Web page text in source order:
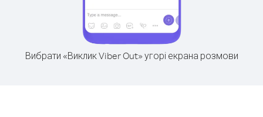
Вибрати «Виклик Viber Out» угорі екрана розмови